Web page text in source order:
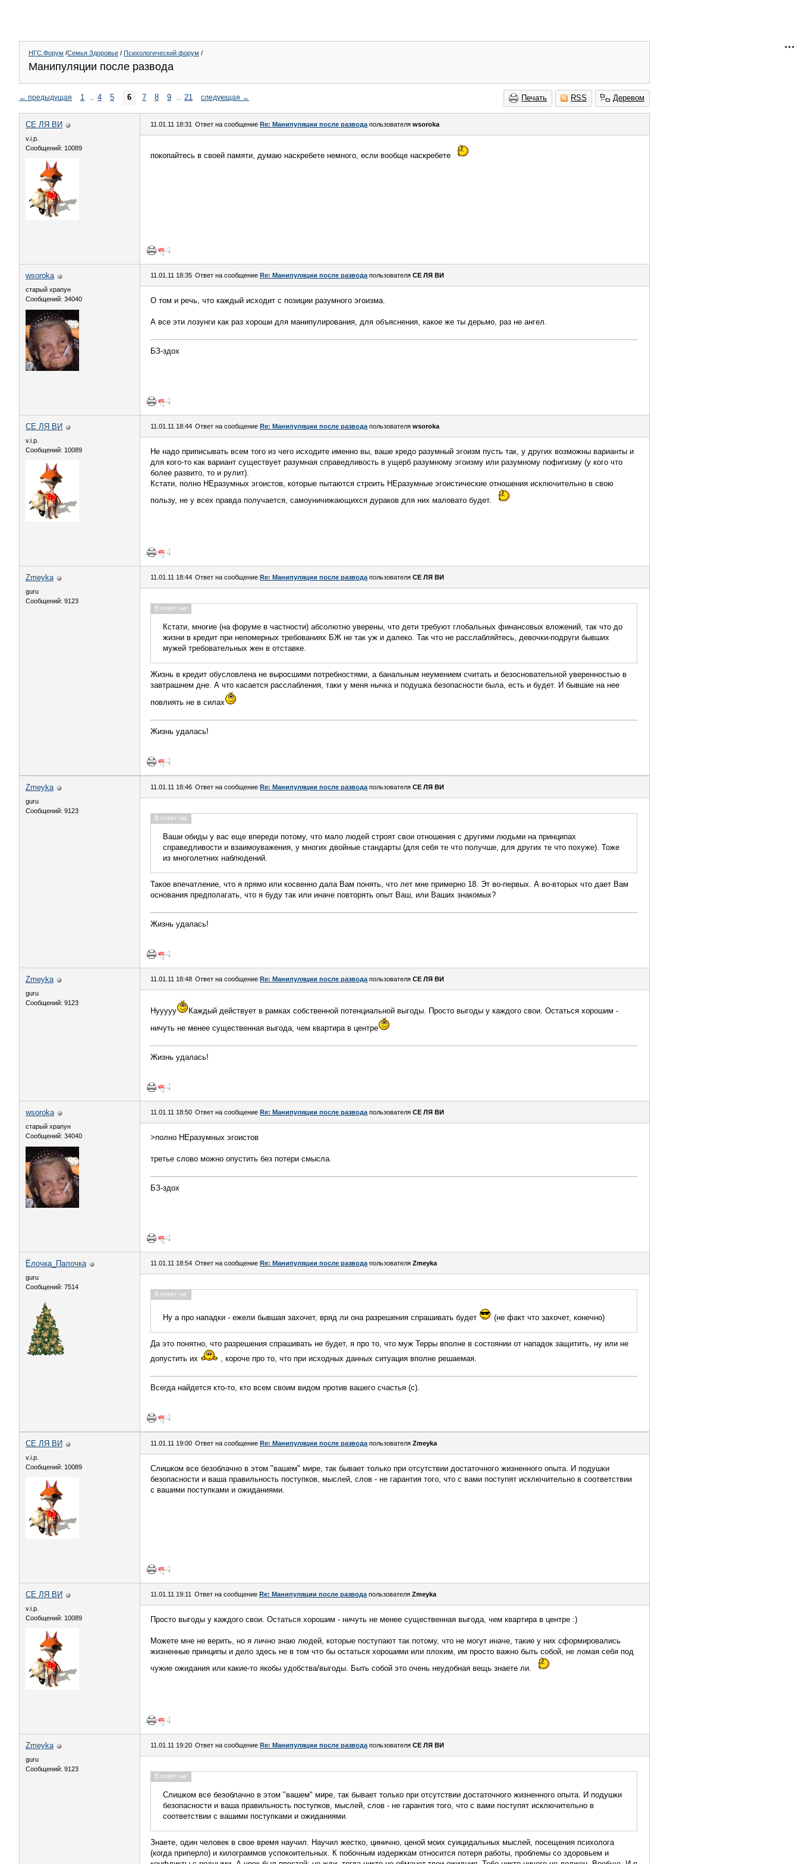
НГС.Форум /Семья Здоровье / Психологический форум /
Манипуляции после развода
Печать RSS Деревом
← предыдущая 1 .. 4 5 6 7 8 9 .. 21 следующая →
СЕ ЛЯ ВИ
v.i.p.
Сообщений: 10089
11.01.11 18:31 Ответ на сообщение Re: Манипуляции после развода пользователя wsoroka
покопайтесь в своей памяти, думаю наскребете немного, если вообще наскребете
wsoroka
старый храпун
Сообщений: 34040
11.01.11 18:35 Ответ на сообщение Re: Манипуляции после развода пользователя СЕ ЛЯ ВИ
О том и речь, что каждый исходит с позиции разумного эгоизма.
А все эти лозунги как раз хороши для манипулирования, для объяснения, какое же ты дерьмо, раз не ангел.
БЗ-здох
СЕ ЛЯ ВИ
v.i.p.
Сообщений: 10089
11.01.11 18:44 Ответ на сообщение Re: Манипуляции после развода пользователя wsoroka
Не надо приписывать всем того из чего исходите именно вы, ваше кредо разумный эгоизм пусть так, у других возможны варианты и
для кого-то как вариант существует разумная справедливость в ущерб разумному эгоизму или разумному пофигизму (у кого что
более развито, то и рулит).
Кстати, полно НЕразумных эгоистов, которые пытаются строить НЕразумные эгоистические отношения исключительно в свою
пользу, не у всех правда получается, самоуничижающихся дураков для них маловато будет.
Zmeyka
guru
Сообщений: 9123
11.01.11 18:44 Ответ на сообщение Re: Манипуляции после развода пользователя СЕ ЛЯ ВИ
В ответ на:
Кстати, многие (на форуме в частности) абсолютно уверены, что дети требуют глобальных финансовых вложений, так что до
жизни в кредит при непомерных требованиях БЖ не так уж и далеко. Так что не расслабляйтесь, девочки-подруги бывших
мужей требовательных жен в отставке.
Жизнь в кредит обусловлена не выросшими потребностями, а банальным неумением считать и безосновательной уверенностью в
завтрашнем дне. А что касается расслабления, таки у меня нычка и подушка безопасности была, есть и будет. И бывшие на нее
повлиять не в силах
Жизнь удалась!
Zmeyka
guru
Сообщений: 9123
11.01.11 18:46 Ответ на сообщение Re: Манипуляции после развода пользователя СЕ ЛЯ ВИ
В ответ на:
Ваши обиды у вас еще впереди потому, что мало людей строят свои отношения с другими людьми на принципах
справедливости и взаимоуважения, у многих двойные стандарты (для себя те что получше, для других те что похуже). Тоже
из многолетних наблюдений.
Такое впечатление, что я прямо или косвенно дала Вам понять, что лет мне примерно 18. Эт во-первых. А во-вторых что дает Вам
основания предполагать, что я буду так или иначе повторять опыт Ваш, или Ваших знакомых?
Жизнь удалась!
Zmeyka
guru
Сообщений: 9123
11.01.11 18:48 Ответ на сообщение Re: Манипуляции после развода пользователя СЕ ЛЯ ВИ
Нууууу
Каждый действует в рамках собственной потенциальной выгоды. Просто выгоды у каждого свои. Остаться хорошим -
ничуть не менее существенная выгода, чем квартира в центре
Жизнь удалась!
wsoroka
старый храпун
Сообщений: 34040
11.01.11 18:50 Ответ на сообщение Re: Манипуляции после развода пользователя СЕ ЛЯ ВИ
>полно НЕразумных эгоистов
третье слово можно опустить без потери смысла.
БЗ-здох
Ёлочка_Палочка
guru
Сообщений: 7514
11.01.11 18:54 Ответ на сообщение Re: Манипуляции после развода пользователя Zmeyka
В ответ на:
Ну а про нападки - ежели бывшая захочет, вряд ли она разрешения спрашивать будет (не факт что захочет, конечно)
Да это понятно, что разрешения спрашивать не будет, я про то, что муж Терры вполне в состоянии от нападок защитить, ну или не
допустить их
, короче про то, что при исходных данных ситуация вполне решаемая.
Всегда найдется кто-то, кто всем своим видом против вашего счастья (c).
СЕ ЛЯ ВИ
v.i.p.
Сообщений: 10089
11.01.11 19:00 Ответ на сообщение Re: Манипуляции после развода пользователя Zmeyka
Слишком все безоблачно в этом "вашем" мире, так бывает только при отсутствии достаточного жизненного опыта. И подушки
безопасности и ваша правильность поступков, мыслей, слов - не гарантия того, что с вами поступят исключительно в соответствии
с вашими поступками и ожиданиями.
СЕ ЛЯ ВИ
v.i.p.
Сообщений: 10089
11.01.11 19:11 Ответ на сообщение Re: Манипуляции после развода пользователя Zmeyka
Просто выгоды у каждого свои. Остаться хорошим - ничуть не менее существенная выгода, чем квартира в центре :)
Можете мне не верить, но я лично знаю людей, которые поступают так потому, что не могут иначе, такие у них сформировались
жизненные принципы и дело здесь не в том что бы остаться хорошими или плохим, им просто важно быть собой, не ломая себя под
чужие ожидания или какие-то якобы удобства/выгоды. Быть собой это очень неудобная вещь знаете ли.
Zmeyka
guru
Сообщений: 9123
11.01.11 19:20 Ответ на сообщение Re: Манипуляции после развода пользователя СЕ ЛЯ ВИ
В ответ на:
Слишком все безоблачно в этом "вашем" мире, так бывает только при отсутствии достаточного жизненного опыта. И подушки
безопасности и ваша правильность поступков, мыслей, слов - не гарантия того, что с вами поступят исключительно в
соответствии с вашими поступками и ожиданиями.
Знаете, один человек в свое время научил. Научил жестко, цинично, ценой моих суицидальных мыслей, посещения психолога
(когда приперло) и килограммов успокоительных. К побочным издержкам относится потеря работы, проблемы со здоровьем и